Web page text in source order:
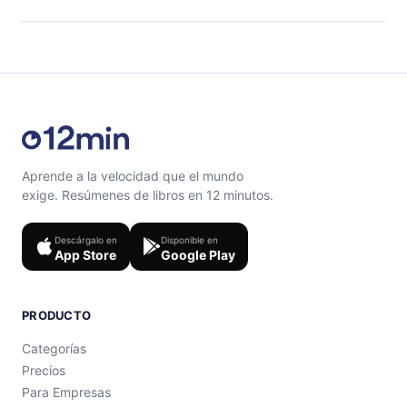
Siéntete libre de contactarnos ensupport@12min.com.
Aprende a la velocidad que el mundo
exige. Resúmenes de libros en 12 minutos.
Descárgalo en
App Store
Disponible en
Google Play
PRODUCTO
Categorías
Precios
Para Empresas